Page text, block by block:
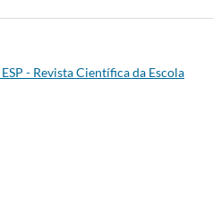
- Revista Cientí­fica da Escola